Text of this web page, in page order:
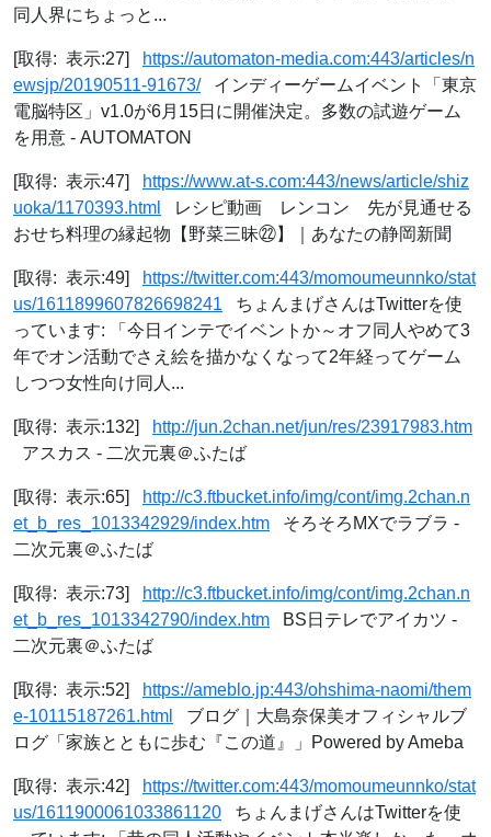
同人界にちょっと...
[取得: 表示:27]
https://automaton-media.com:443/articles/n
ewsjp/20190511-91673/インディーゲームイベント「東京
電脳特区」v1.0が6月15日に開催決定。多数の試遊ゲーム
を用意 - AUTOMATON
[取得: 表示:47]
https://www.at-s.com:443/news/article/shiz
uoka/1170393.html
レシピ動画 レンコン 先が見通せる
おせち料理の縁起物【野菜三昧㉒】｜あなたの静岡新聞
[取得: 表示:49]
https://twitter.com:443/momoumeunnko/stat
us/1611899607826698241 ちょんまげさんはTwitterを使
っています: 「今日インテでイベントか～オフ同人やめて3
年でオン活動でさえ絵を描かなくなって2年経ってゲーム
しつつ女性向け同人...
[取得: 表示:132]
http://jun.2chan.net/jun/res/23917983.htm
アスカス - 二次元裏＠ふたば
[取得: 表示:65]
http://c3.ftbucket.info/img/cont/img.2chan.n
et_b_res_1013342929/index.htm そろそろMXでラブラ -
二次元裏＠ふたば
[取得: 表示:73]
http://c3.ftbucket.info/img/cont/img.2chan.n
et_b_res_1013342790/index.htm BS日テレでアイカツ -
二次元裏＠ふたば
[取得: 表示:52]
https://ameblo.jp:443/ohshima-naomi/them
e-10115187261.html
ブログ｜大島奈保美オフィシャルブ
ログ「家族とともに歩む『この道』」Powered by Ameba
[取得: 表示:42]
https://twitter.com:443/momoumeunnko/stat
us/1611900061033861120 ちょんまげさんはTwitterを使